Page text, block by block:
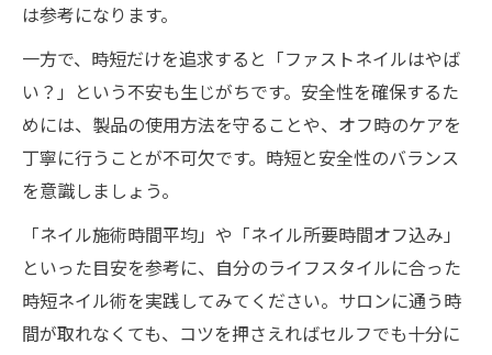
は参考になります。
一方で、時短だけを追求すると「ファストネイルはやば
い？」という不安も生じがちです。安全性を確保するた
めには、製品の使用方法を守ることや、オフ時のケアを
丁寧に行うことが不可欠です。時短と安全性のバランス
を意識しましょう。
「ネイル施術時間平均」や「ネイル所要時間オフ込み」
といった目安を参考に、自分のライフスタイルに合った
時短ネイル術を実践してみてください。サロンに通う時
間が取れなくても、コツを押さえればセルフでも十分に